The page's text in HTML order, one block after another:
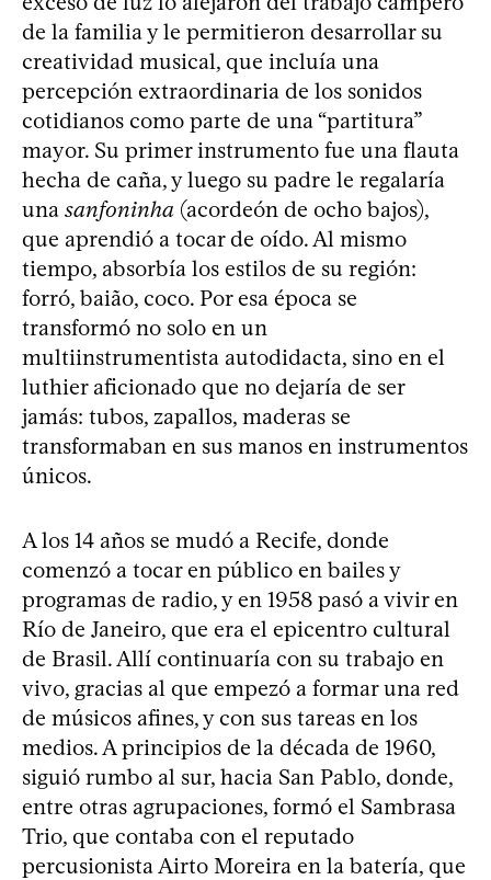
de la familia y le permitieron desarrollar su
creatividad musical, que incluía una
percepción extraordinaria de los sonidos
cotidianos como parte de una “partitura”
mayor. Su primer instrumento fue una flauta
hecha de caña, y luego su padre le regalaría
una sanfoninha (acordeón de ocho bajos),
que aprendió a tocar de oído. Al mismo
tiempo, absorbía los estilos de su región:
forró, baião, coco. Por esa época se
transformó no solo en un
multiinstrumentista autodidacta, sino en el
luthier aficionado que no dejaría de ser
jamás: tubos, zapallos, maderas se
transformaban en sus manos en instrumentos
únicos.
A los 14 años se mudó a Recife, donde
comenzó a tocar en público en bailes y
programas de radio, y en 1958 pasó a vivir en
Río de Janeiro, que era el epicentro cultural
de Brasil. Allí continuaría con su trabajo en
vivo, gracias al que empezó a formar una red
de músicos afines, y con sus tareas en los
medios. A principios de la década de 1960,
siguió rumbo al sur, hacia San Pablo, donde,
entre otras agrupaciones, formó el Sambrasa
Trio, que contaba con el reputado
percusionista Airto Moreira en la batería, que